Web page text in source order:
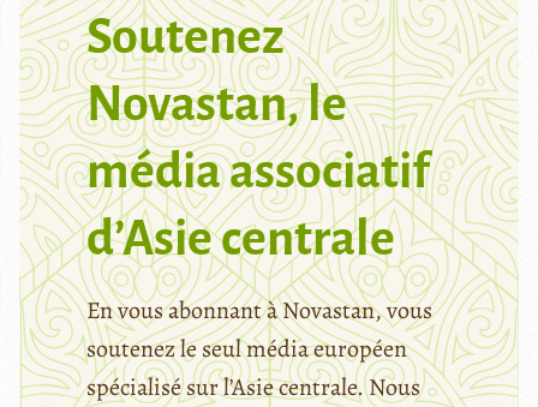
Soutenez
Novastan, le
média associatif
d’Asie centrale
En vous abonnant à Novastan, vous
soutenez le seul média européen
spécialisé sur l’Asie centrale. Nous